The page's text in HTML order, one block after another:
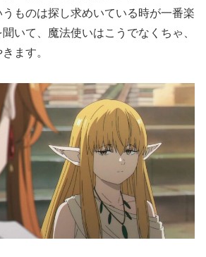
ものは探し求めいている時が一番楽
いて、魔法使いはこうでなくちゃ、
ます。